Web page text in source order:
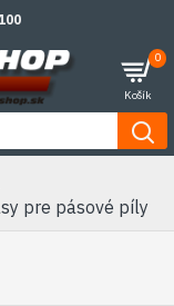
0
pre pásové píly